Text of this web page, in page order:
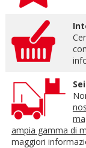
ampia gamma di
maggiori